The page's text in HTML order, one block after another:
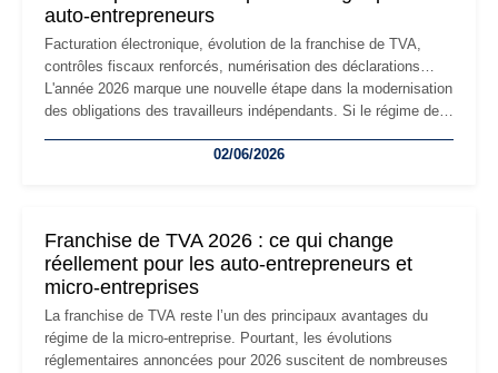
auto-entrepreneurs
Facturation électronique, évolution de la franchise de TVA,
contrôles fiscaux renforcés, numérisation des déclarations…
L'année 2026 marque une nouvelle étape dans la modernisation
des obligations des travailleurs indépendants. Si le régime de
les auto-entrepreneurs devront s'adapter à un environnement
02/06/2026
Franchise de TVA 2026 : ce qui change
réellement pour les auto-entrepreneurs et
micro-entreprises
La franchise de TVA reste l’un des principaux avantages du
régime de la micro-entreprise. Pourtant, les évolutions
réglementaires annoncées pour 2026 suscitent de nombreuses